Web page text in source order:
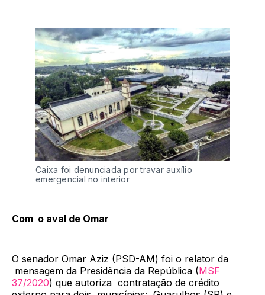
Caixa foi denunciada por travar auxílio
emergencial no interior
Com o aval de Omar
O senador Omar Aziz (PSD-AM) foi o relator da
mensagem da Presidência da República (MSF
37/2020) que autoriza contratação de crédito